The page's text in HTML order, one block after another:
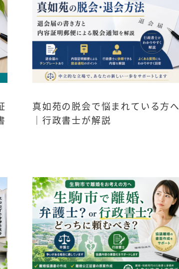
真如苑の脱会で悩まれている方へ
｜行政書士が解説